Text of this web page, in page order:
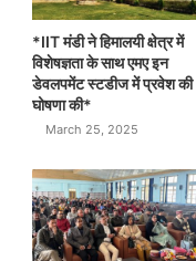
*IIT मंडी ने हिमालयी क्षेत्र में
विशेषज्ञता के साथ एमए इन
डेवलपमेंट स्टडीज में प्रवेश की
घोषणा की*
March 25, 2025